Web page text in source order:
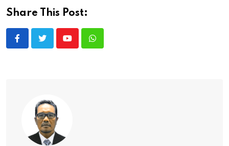
Share This Post:
YoutubeWhatsapp